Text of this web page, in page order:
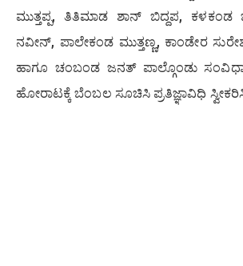
ಮುತ್ತಪ್ಪ, ತಿತಿಮಾಡ ಶಾನ್ ಬಿದ್ದಪ, ಕಳಕಂಡ
ನವೀನ್, ಪಾಲೇಕಂಡ ಮುತ್ತಣ್ಣ, ಕಾಂಡೇರ
ಹಾಗೂ ಚಂಬಂಡ ಜನತ್ ಪಾಲ್ಗೊಂಡು
ಹೋರಾಟಕ್ಕೆ ಬೆಂಬಲ ಸೂಚಿಸಿ ಪ್ರತಿಜ್ಞಾವಿಧಿ